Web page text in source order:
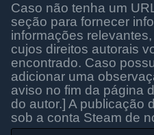
Caso não tenha um
seção para fornecer
informações
cujos direitos autorais
encontrado. Caso
adicionar uma
aviso no fim da página
do autor.] A publicação
sob a conta Steam de